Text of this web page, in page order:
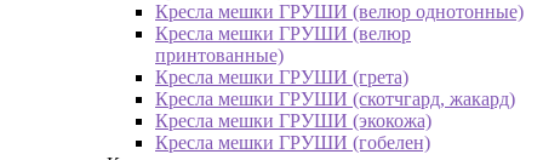
Кресла мешки ГРУШИ (велюр однотонные)
Кресла мешки ГРУШИ (велюр
принтованные)
Кресла мешки ГРУШИ (грета)
Кресла мешки ГРУШИ (скотчгард, жакард)
Кресла мешки ГРУШИ (экокожа)
Кресла мешки ГРУШИ (гобелен)